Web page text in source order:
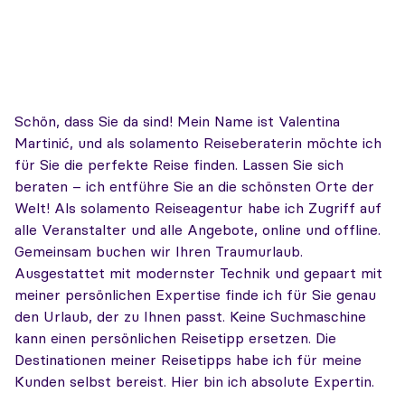
Schön, dass Sie da sind! Mein Name ist Valentina
Martinić, und als solamento Reiseberaterin möchte ich
für Sie die perfekte Reise finden. Lassen Sie sich
beraten – ich entführe Sie an die schönsten Orte der
Welt! Als solamento Reiseagentur habe ich Zugriff auf
alle Veranstalter und alle Angebote, online und offline.
Gemeinsam buchen wir Ihren Traumurlaub.
Ausgestattet mit modernster Technik und gepaart mit
meiner persönlichen Expertise finde ich für Sie genau
den Urlaub, der zu Ihnen passt. Keine Suchmaschine
kann einen persönlichen Reisetipp ersetzen. Die
Destinationen meiner Reisetipps habe ich für meine
Kunden selbst bereist. Hier bin ich absolute Expertin.